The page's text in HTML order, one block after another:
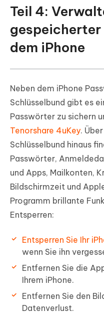
Teil 4:
dem iPhone
Neben dem iPhone
Schlüsselbund gibt es
Passwörter zu sichern
Tenorshare 4uKey.
Schlüsselbund hinaus
Passwörter,
und Apps, Mailkonten,
Bildschirmzeit und
Programm brillante
Entsperren:
Entsperren Sie Ihr
wenn Sie ihn
Entfernen Sie die
Ihrem iPhone.
Entfernen Sie den
Datenverlust.